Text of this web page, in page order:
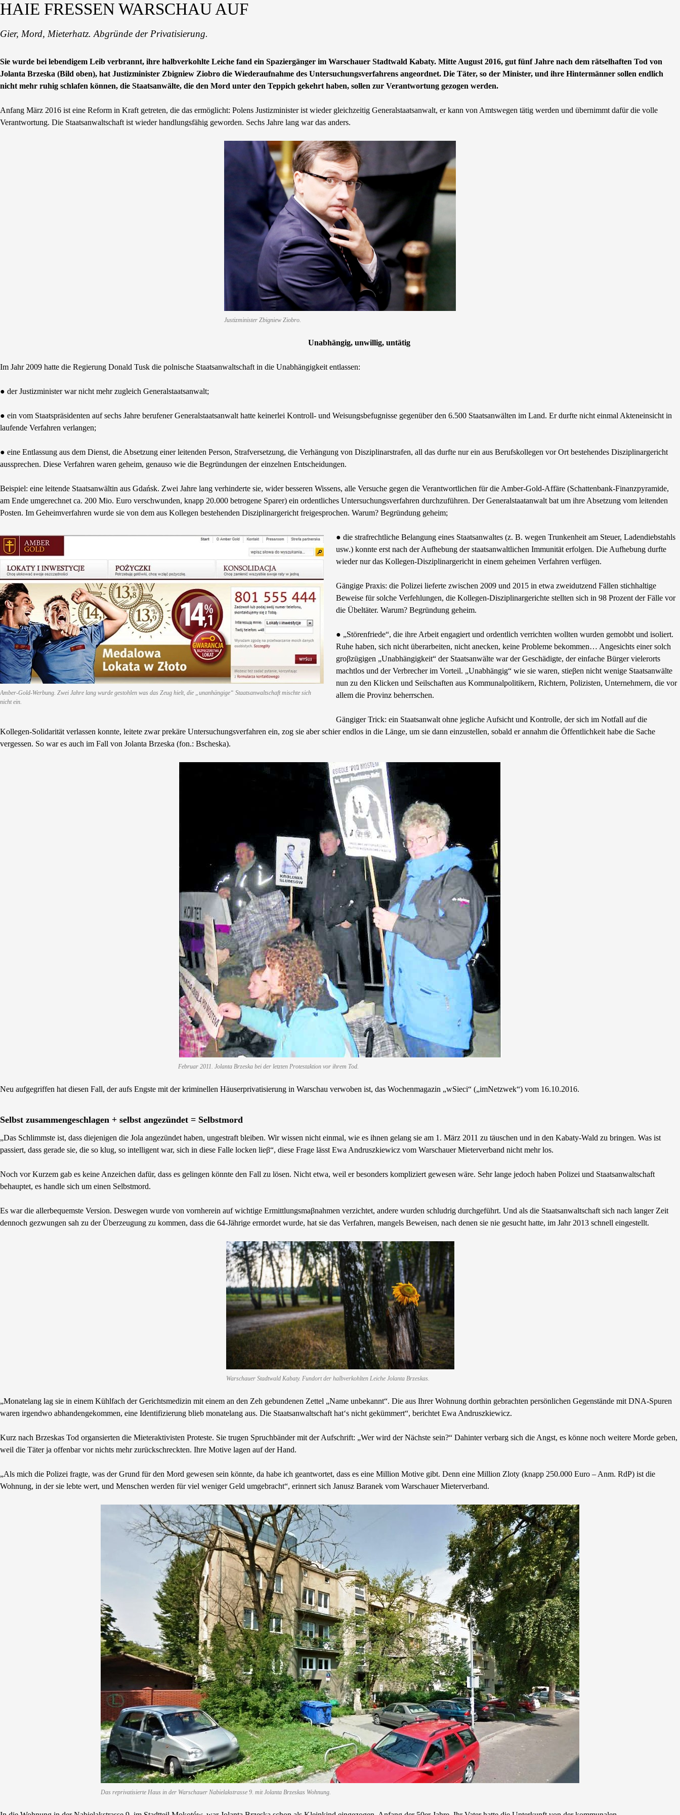
HAIE FRESSEN WARSCHAU AUF
Gier, Mord, Mieterhatz. Abgründe der Privatisierung.
Sie wurde bei lebendigem Leib verbrannt, ihre halbverkohlte Leiche fand ein Spaziergänger im Warschauer Stadtwald Kabaty. Mitte August 2016, gut fünf Jahre nach dem rätselhaften Tod von
Jolanta Brzeska (Bild oben), hat Justizminister Zbigniew Ziobro die Wiederaufnahme des Untersuchungsverfahrens angeordnet. Die Täter, so der Minister, und ihre Hintermänner sollen endlich
nicht mehr ruhig schlafen können, die Staatsanwälte, die den Mord unter den Teppich gekehrt haben, sollen zur Verantwortung gezogen werden.
Anfang März 2016 ist eine Reform in Kraft getreten, die das ermöglicht: Polens Justizminister ist wieder gleichzeitig Generalstaatsanwalt, er kann von Amtswegen tätig werden und übernimmt dafür die volle
Verantwortung. Die Staatsanwaltschaft ist wieder handlungsfähig geworden. Sechs Jahre lang war das anders.
Justizminister Zbigniew Ziobro.
Unabhängig, unwillig, untätig
Im Jahr 2009 hatte die Regierung Donald Tusk die polnische Staatsanwaltschaft in die Unabhängigkeit entlassen:
● der Justizminister war nicht mehr zugleich Generalstaatsanwalt;
● ein vom Staatspräsidenten auf sechs Jahre berufener Generalstaatsanwalt hatte keinerlei Kontroll- und Weisungsbefugnisse gegenüber den 6.500 Staatsanwälten im Land. Er durfte nicht einmal Akteneinsicht in
laufende Verfahren verlangen;
● eine Entlassung aus dem Dienst, die Absetzung einer leitenden Person, Strafversetzung, die Verhängung von Disziplinarstrafen, all das durfte nur ein aus Berufskollegen vor Ort bestehendes Disziplinargericht
aussprechen. Diese Verfahren waren geheim, genauso wie die Begründungen der einzelnen Entscheidungen.
Beispiel: eine leitende Staatsanwältin aus Gdańsk. Zwei Jahre lang verhinderte sie, wider besseren Wissens, alle Versuche gegen die Verantwortlichen für die Amber-Gold-Affäre (Schattenbank-Finanzpyramide,
am Ende umgerechnet ca. 200 Mio. Euro verschwunden, knapp 20.000 betrogene Sparer) ein ordentliches Untersuchungsverfahren durchzuführen. Der Generalstaatanwalt bat um ihre Absetzung vom leitenden
Posten. Im Geheimverfahren wurde sie von dem aus Kollegen bestehenden Disziplinargericht freigesprochen. Warum? Begründung geheim;
Amber-Gold-Werbung. Zwei Jahre lang wurde gestohlen was das Zeug hielt, die „unanhängige“ Staatsanwaltschaft mischte sich
nicht ein.
● die strafrechtliche Belangung eines Staatsanwaltes (z. B. wegen Trunkenheit am Steuer, Ladendiebstahls
usw.) konnte erst nach der Aufhebung der staatsanwaltlichen Immunität erfolgen. Die Aufhebung durfte
wieder nur das Kollegen-Disziplinargericht in einem geheimen Verfahren verfügen.
Gängige Praxis: die Polizei lieferte zwischen 2009 und 2015 in etwa zweidutzend Fällen stichhaltige
Beweise für solche Verfehlungen, die Kollegen-Disziplinargerichte stellten sich in 98 Prozent der Fälle vor
die Übeltäter. Warum? Begründung geheim.
● „Störenfriede“, die ihre Arbeit engagiert und ordentlich verrichten wollten wurden gemobbt und isoliert.
Ruhe haben, sich nicht überarbeiten, nicht anecken, keine Probleme bekommen… Angesichts einer solch
groβzügigen „Unabhängigkeit“ der Staatsanwälte war der Geschädigte, der einfache Bürger vielerorts
machtlos und der Verbrecher im Vorteil. „Unabhängig“ wie sie waren, stieβen nicht wenige Staatsanwälte
nun zu den Klicken und Seilschaften aus Kommunalpolitikern, Richtern, Polizisten, Unternehmern, die vor
allem die Provinz beherrschen.
Gängiger Trick: ein Staatsanwalt ohne jegliche Aufsicht und Kontrolle, der sich im Notfall auf die
Kollegen-Solidarität verlassen konnte, leitete zwar prekäre Untersuchungsverfahren ein, zog sie aber schier endlos in die Länge, um sie dann einzustellen, sobald er annahm die Öffentlichkeit habe die Sache
vergessen. So war es auch im Fall von Jolanta Brzeska (fon.: Bscheska).
Februar 2011. Jolanta Brzeska bei der letzten Protestaktion vor ihrem Tod.
Neu aufgegriffen hat diesen Fall, der aufs Engste mit der kriminellen Häuserprivatisierung in Warschau verwoben ist, das Wochenmagazin „wSieci“ („imNetzwek“) vom 16.10.2016.
Selbst zusammengeschlagen + selbst angezündet = Selbstmord
„Das Schlimmste ist, dass diejenigen die Jola angezündet haben, ungestraft bleiben. Wir wissen nicht einmal, wie es ihnen gelang sie am 1. März 2011 zu täuschen und in den Kabaty-Wald zu bringen. Was ist
passiert, dass gerade sie, die so klug, so intelligent war, sich in diese Falle locken lieβ“, diese Frage lässt Ewa Andruszkiewicz vom Warschauer Mieterverband nicht mehr los.
Noch vor Kurzem gab es keine Anzeichen dafür, dass es gelingen könnte den Fall zu lösen. Nicht etwa, weil er besonders kompliziert gewesen wäre. Sehr lange jedoch haben Polizei und Staatsanwaltschaft
behauptet, es handle sich um einen Selbstmord.
Es war die allerbequemste Version. Deswegen wurde von vornherein auf wichtige Ermittlungsmaβnahmen verzichtet, andere wurden schludrig durchgeführt. Und als die Staatsanwaltschaft sich nach langer Zeit
dennoch gezwungen sah zu der Überzeugung zu kommen, dass die 64-Jährige ermordet wurde, hat sie das Verfahren, mangels Beweisen, nach denen sie nie gesucht hatte, im Jahr 2013 schnell eingestellt.
Warschauer Stadtwald Kabaty. Fundort der halbverkohlten Leiche Jolanta Brzeskas.
„Monatelang lag sie in einem Kühlfach der Gerichtsmedizin mit einem an den Zeh gebundenen Zettel „Name unbekannt“. Die aus Ihrer Wohnung dorthin gebrachten persönlichen Gegenstände mit DNA-Spuren
waren irgendwo abhandengekommen, eine Identifizierung blieb monatelang aus. Die Staatsanwaltschaft hat‘s nicht gekümmert“, berichtet Ewa Andruszkiewicz.
Kurz nach Brzeskas Tod organsierten die Mieteraktivisten Proteste. Sie trugen Spruchbänder mit der Aufschrift: „Wer wird der Nächste sein?“ Dahinter verbarg sich die Angst, es könne noch weitere Morde geben,
weil die Täter ja offenbar vor nichts mehr zurückschreckten. Ihre Motive lagen auf der Hand.
„Als mich die Polizei fragte, was der Grund für den Mord gewesen sein könnte, da habe ich geantwortet, dass es eine Million Motive gibt. Denn eine Million Zloty (knapp 250.000 Euro – Anm. RdP) ist die
Wohnung, in der sie lebte wert, und Menschen werden für viel weniger Geld umgebracht“, erinnert sich Janusz Baranek vom Warschauer Mieterverband.
Das reprivatisierte Haus in der Warschauer Nabielakstrasse 9. mit Jolanta Brzeskas Wohnung.